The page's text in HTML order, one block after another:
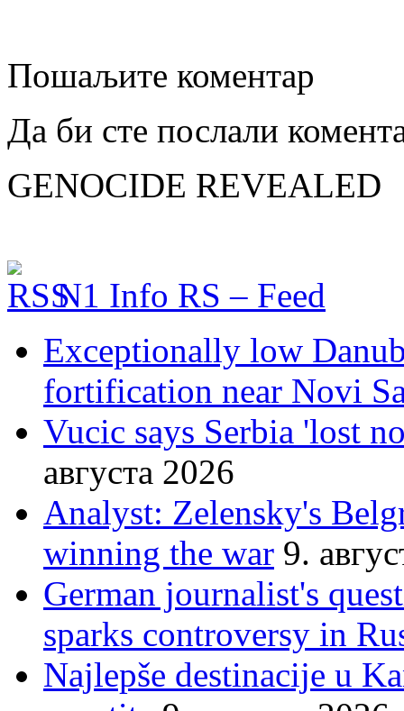
Пошаљите коментар
Да би сте послали
GENOCIDE REVEALED
N1 Info RS – Feed
Exceptionally low
fortification near Novi
Vucic says Serbia 'lost
августа 2026
Analyst: Zelensky's
winning the war 9.
German journalist's
sparks controversy in
Najlepše destinacije u